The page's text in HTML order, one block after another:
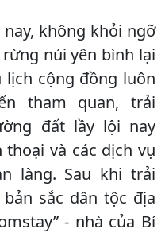
không khỏi ngỡ
núi yên bình lại
lịch cộng đồng luôn
tham quan, trải
đất lầy lội nay
và các dịch vụ
làng. Sau khi trải
sắc dân tộc địa
- nhà của Bí